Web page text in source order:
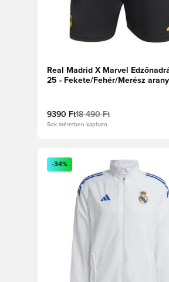
Real Madrid X Marvel
25 - Fekete/Fehér/Merész arany
9390 Ft18 490 Ft
Sok méretben kapható
Megnyit egy modált a
-34%